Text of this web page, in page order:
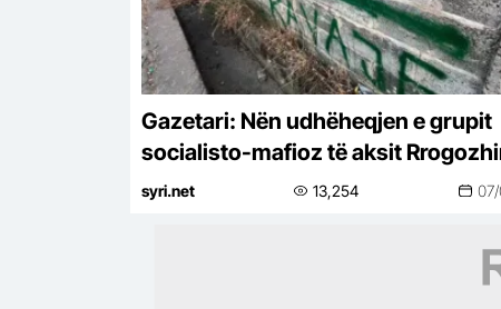
Gazetari: Nën udhëheqjen e grupit
socialisto-mafioz të aksit
Peqin-Elbasan, Kavaja po
syri.net 13,254